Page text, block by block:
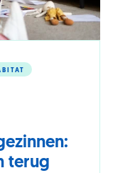
terug